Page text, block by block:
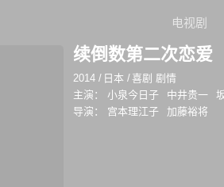
电视剧
续倒数第二次恋爱
2014 / 日本 /喜剧 剧情
主演：
小泉今日子 中井贵一
导演：
宫本理江子 加藤裕将